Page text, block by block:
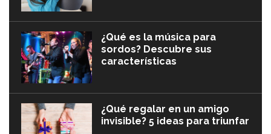
¿Qué es la música para
sordos? Descubre sus
características
¿Qué regalar en un amigo
invisible? 5 ideas para triunfar